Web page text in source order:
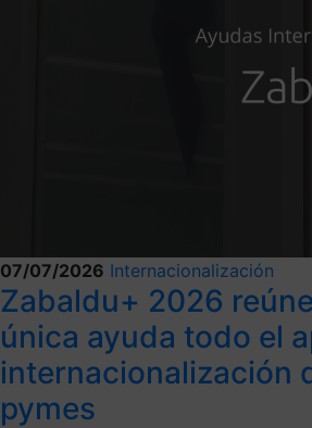
07/07/2026 Internacionalización
Zabaldu+ 2026
única ayuda todo el
internacionalización
pymes